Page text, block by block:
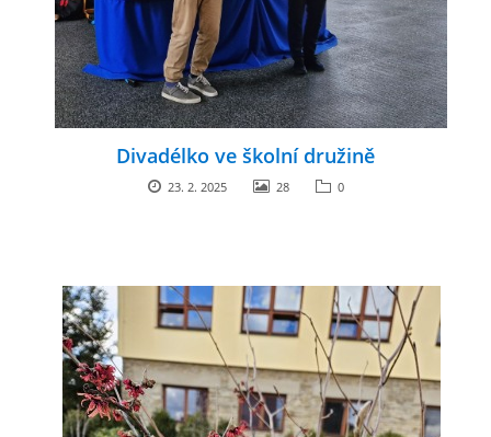
Divadélko ve školní družině
23. 2. 2025 28 0